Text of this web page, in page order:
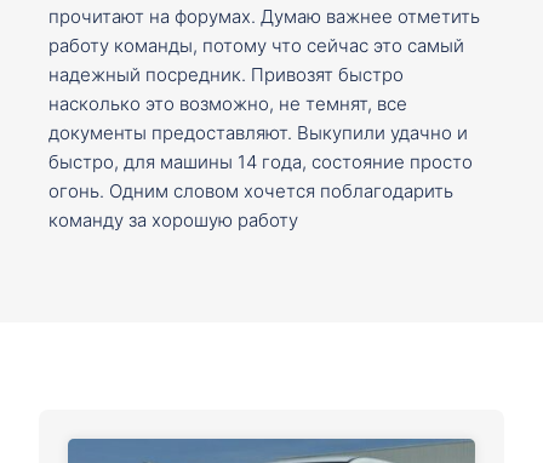
прочитают на форумах. Думаю важнее отметить
работу команды, потому что сейчас это самый
надежный посредник. Привозят быстро
насколько это возможно, не темнят, все
документы предоставляют. Выкупили удачно и
быстро, для машины 14 года, состояние просто
огонь. Одним словом хочется поблагодарить
команду за хорошую работу